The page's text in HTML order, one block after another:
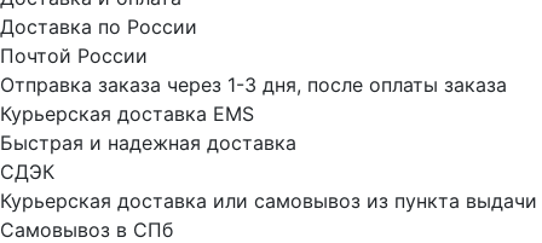
Доставка по России
Почтой России
Отправка заказа через 1-3 дня, после оплаты заказа
Курьерская доставка EMS
Быстрая и надежная доставка
СДЭК
Курьерская доставка или самовывоз из пункта выдачи
Самовывоз в СПб